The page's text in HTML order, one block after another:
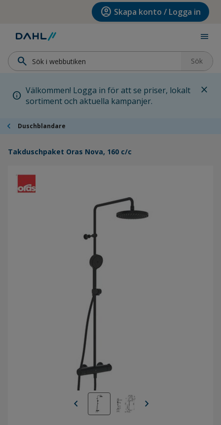
Hoppa till huvudinnehållet account_circle Skapa konto / Logga in
menu
search Sök
info Välkommen! Logga in för att se priser, lokalt
sortiment och aktuella kampanjer.
close
chevron_left Duschblandare
Takduschpaket Oras Nova, 160 c/c
chevron_left chevron_right